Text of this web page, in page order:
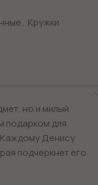
, Кружки
но и милый
подарком для
Каждому Денису
подчеркнет его